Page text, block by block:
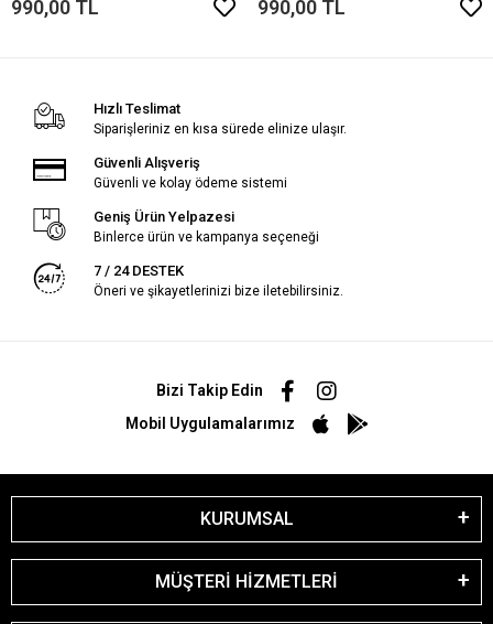
990,00 TL 990,00 TL
Hızlı Teslimat
Siparişleriniz en kısa sürede elinize ulaşır.
Güvenli Alışveriş
Güvenli ve kolay ödeme sistemi
Geniş Ürün Yelpazesi
Binlerce ürün ve kampanya seçeneği
7 / 24 DESTEK
Öneri ve şikayetlerinizi bize iletebilirsiniz.
Bizi Takip Edin
Mobil Uygulamalarımız
KURUMSAL
MÜŞTERİ HİZMETLERİ